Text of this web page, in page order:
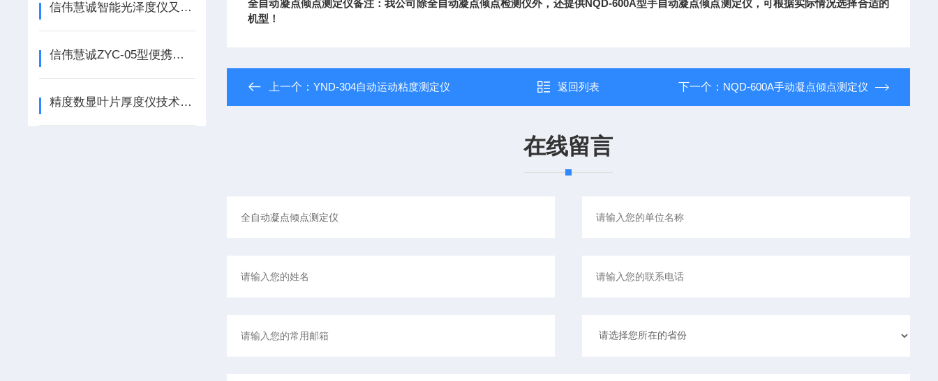
信伟慧诚智能光泽度仪又名测光仪满足多个相关测试！
信伟慧诚ZYC-05型便携式游泳池余氯测定仪技术资料附仪器实物图！
精度数显叶片厚度仪技术参数附仪器现场测试实物图！
全自动凝点倾点测定仪备注：我公司除全自动凝点倾点检测仪外，还提供NQD-600A型手自动凝点倾点测定仪，可根据实际情况选择合适的
机型！
上一个：YND-304自动运动粘度测定仪 返回列表 下一个： NQD-600A手动凝点倾点测定仪
在线留言